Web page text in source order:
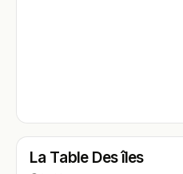
N° 4
La Table Des îles